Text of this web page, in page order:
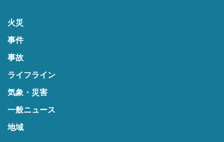
火災
事件
事故
ライフライン
気象・災害
一般ニュース
地域